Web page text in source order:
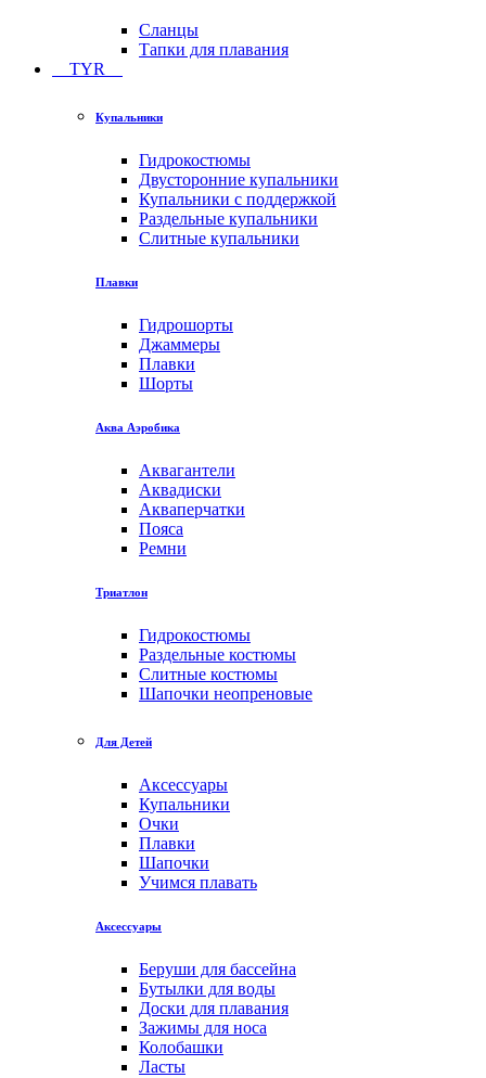
Сланцы
Тапки для плавания
TYR
Купальники
Гидрокостюмы
Двусторонние купальники
Купальники с поддержкой
Раздельные купальники
Слитные купальники
Плавки
Гидрошорты
Джаммеры
Плавки
Шорты
Аква Аэробика
Аквагантели
Аквадиски
Акваперчатки
Пояса
Ремни
Триатлон
Гидрокостюмы
Раздельные костюмы
Слитные костюмы
Шапочки неопреновые
Для Детей
Аксессуары
Купальники
Очки
Плавки
Шапочки
Учимся плавать
Аксессуары
Беруши для бассейна
Бутылки для воды
Доски для плавания
Зажимы для носа
Колобашки
Ласты